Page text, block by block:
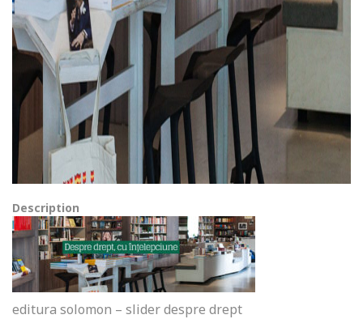
Description
editura solomon – slider despre drept